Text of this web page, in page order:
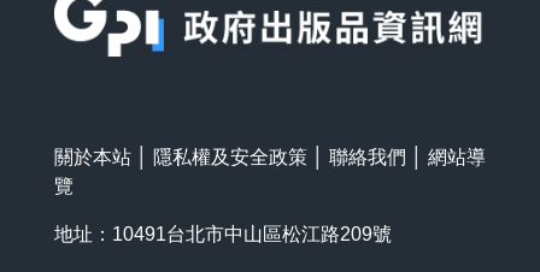
關於本站 隱私權及安全政策 聯絡我們
網站導
覽
地址：10491台北市中山區松江路209號